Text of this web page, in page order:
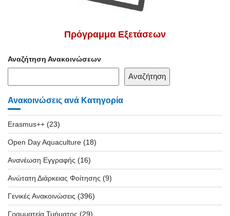
Πρόγραμμα Εξετάσεων
Αναζήτηση Ανακοινώσεων
Αναζήτηση
Ανακοινώσεις ανά Κατηγορία
Erasmus++ (23)
Open Day Aquaculture (18)
Ανανέωση Εγγραφής (16)
Ανώτατη Διάρκειας Φοίτησης (9)
Γενικές Ανακοινώσεις (396)
Γραμματεία Τμήματος (29)